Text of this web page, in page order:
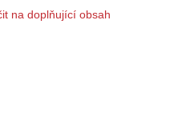
na doplňující obsah